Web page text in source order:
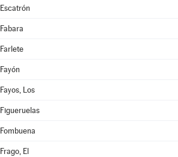
Escatrón
Fabara
Farlete
Fayón
Fayos, Los
Figueruelas
Fombuena
Frago, El